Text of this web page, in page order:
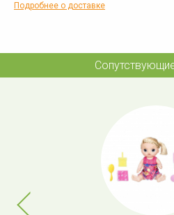
Подробнее о доставке
Previous